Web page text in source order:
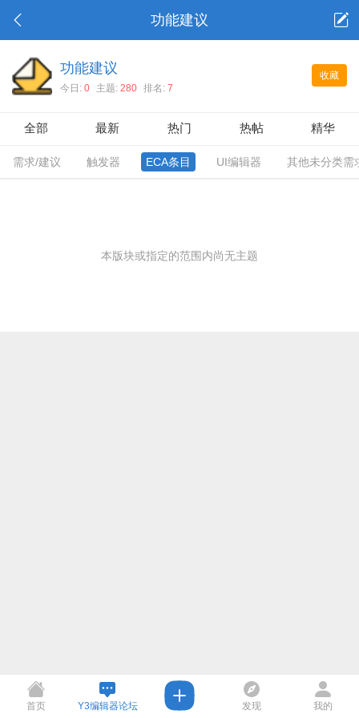
功能建议
收藏
功能建议
今日: 0 主题: 280 排名: 7
全部 最新 热门 热帖 精华
需求/建议 触发器 ECA条目 UI编辑器 其他未分类需
本版块或指定的范围内尚无主题
首页 Y3编辑器论坛 发现 我的